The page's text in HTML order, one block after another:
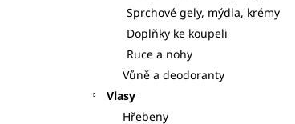
Sprchové gely, mýdla, krémy
Doplňky ke koupeli
Ruce a nohy
Vůně a deodoranty
Vlasy
Hřebeny